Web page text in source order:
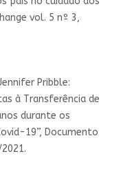
vol. 5 nº 3,
Pribble:
à Transferência de
durante os
19”, Documento